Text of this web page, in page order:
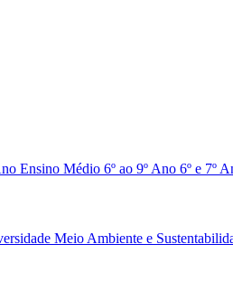
Ensino Médio 6º ao 9º Ano 6º e 7º
Meio Ambiente e